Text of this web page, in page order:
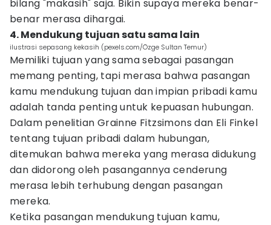
bilang "makasih" saja. Bikin supaya mereka benar-
benar merasa dihargai.
4. Mendukung tujuan satu sama lain
ilustrasi sepasang kekasih (pexels.com/Özge Sultan Temur)
Memiliki tujuan yang sama sebagai pasangan
memang penting, tapi merasa bahwa pasangan
kamu mendukung tujuan dan impian pribadi kamu
adalah tanda penting untuk kepuasan hubungan.
Dalam penelitian Grainne Fitzsimons dan Eli Finkel
tentang tujuan pribadi dalam hubungan,
ditemukan bahwa mereka yang merasa didukung
dan didorong oleh pasangannya cenderung
merasa lebih terhubung dengan pasangan
mereka.
Ketika pasangan mendukung tujuan kamu,